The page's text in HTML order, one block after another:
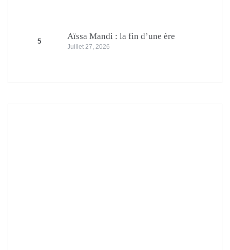
5
Aïssa Mandi : la fin d’une ère
Juillet 27, 2026